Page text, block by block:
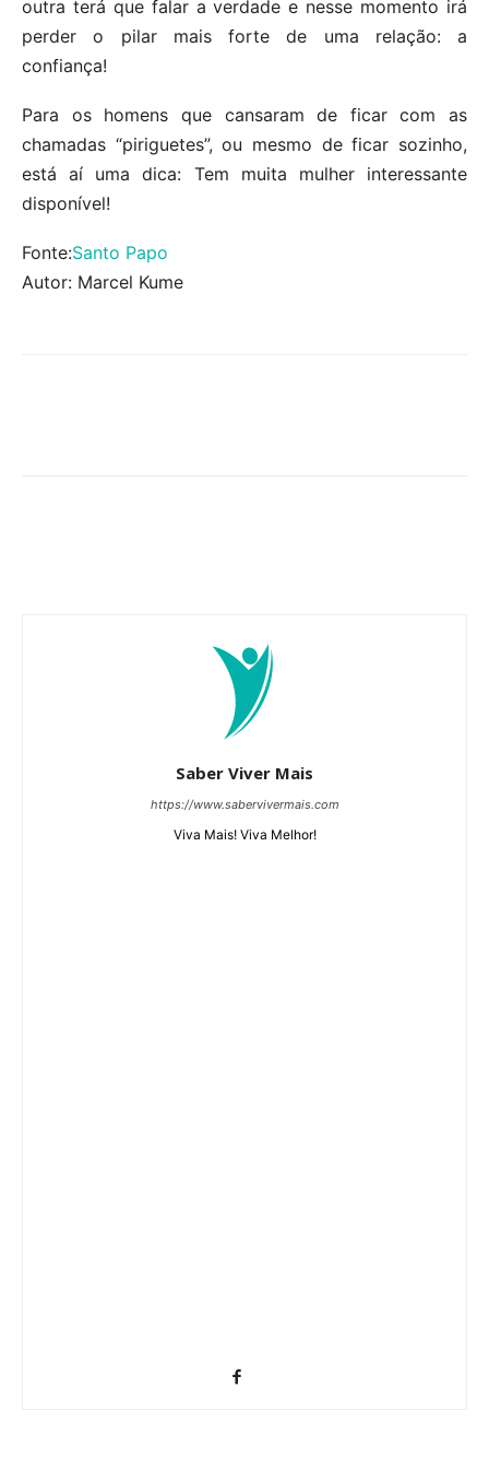
outra terá que falar a verdade e nesse momento irá
perder o pilar mais forte de uma relação: a
confiança!
Para os homens que cansaram de ficar com as
chamadas “piriguetes”, ou mesmo de ficar sozinho,
está aí uma dica: Tem muita mulher interessante
disponível!
Fonte:Santo Papo
Autor: Marcel Kume
Saber Viver Mais
https://www.sabervivermais.com
Viva Mais! Viva Melhor!